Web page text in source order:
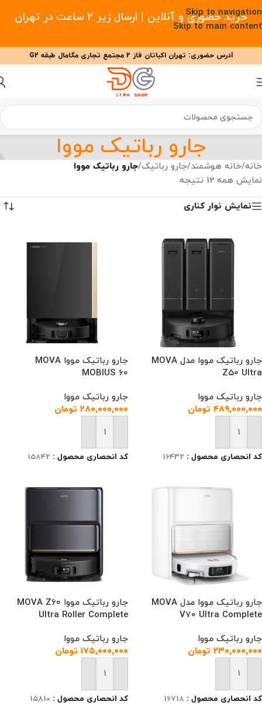
Skip to navigation
Skip to main content
خرید حضوری و آنلاین | ارسال زیر 2 ساعت در تهران
09377477910 - 09127708341 علیزاده
آدرس حضوری: تهران اکباتان فاز 2 مجتمع تجاری مگامال طبقه G2
جارو رباتیک مووا
خانه/خانه هوشمند/جارو رباتیک/جارو رباتیک مووا
نمایش همه 12 نتیجه
نمایش نوار کناری
جارو رباتیک مووا مدل MOVA
Z50 Ultra
جارو رباتیک مووا
۴۸۹,۰۰۰,۰۰۰ تومان
افزودن به سبد خرید
کد انحصاری محصول : 16432
جارو رباتیک مووا MOVA
MOBIUS 60
جارو رباتیک مووا
۲۸۰,۰۰۰,۰۰۰ تومان
افزودن به سبد خرید
کد انحصاری محصول : 15842
جارو رباتیک مووا مدل MOVA
V70 Ultra Complete
جارو رباتیک مووا
۲۳۰,۰۰۰,۰۰۰ تومان
افزودن به سبد خرید
کد انحصاری محصول : 16718
جارو رباتیک مووا MOVA Z60
Ultra Roller Complete
جارو رباتیک مووا
۱۷۵,۰۰۰,۰۰۰ تومان
افزودن به سبد خرید
کد انحصاری محصول : 15810